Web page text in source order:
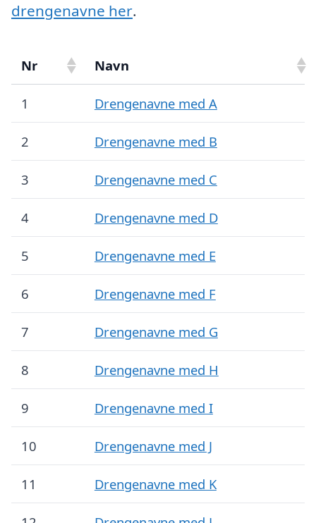
drengenavne her.
Nr Navn
1 Drengenavne med A
2 Drengenavne med B
3 Drengenavne med C
4 Drengenavne med D
5 Drengenavne med E
6 Drengenavne med F
7 Drengenavne med G
8 Drengenavne med H
9 Drengenavne med I
10 Drengenavne med J
11 Drengenavne med K